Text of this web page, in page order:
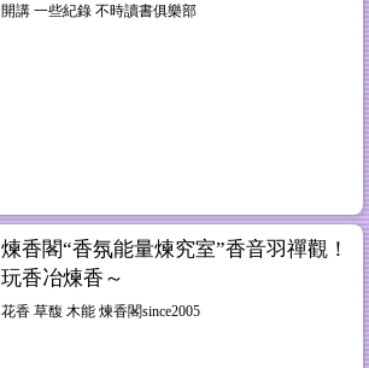
開講 一些紀錄 不時讀書俱樂部
煉香閣“香氛能量煉究室”香音羽禪觀！
玩香冶煉香～
花香 草馥 木能 煉香閣since2005